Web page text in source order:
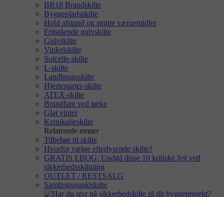
BR18 Brandskilte
Byggepladsskilte
Hold afstand og smitte værnemidler
Fritstående gulvskilte
Gulvskilte
Vinkelskilte
Solcelle-skilte
L-skilte
Landbrugsskilte
Hjertestarter-skilte
ATEX-skilte
Brandfare ved tørke
Glat vinter
Kemikalieskilte
Relaterede emner
Tilbehør til skilte
Hvorfor vælge efterlysende skilte?
GRATIS EBOG: Undgå disse 10 kritiske fejl ved
sikkerhedsskiltning
OUTLET / RESTSALG
Samlingspunktskilte